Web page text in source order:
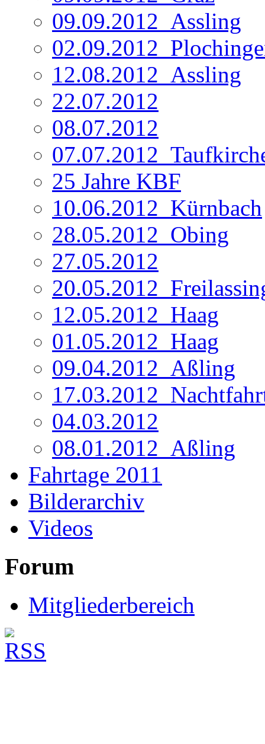
09.09.2012_Assling
12.08.2012_Assling
22.07.2012
08.07.2012
25 Jahre KBF
10.06.2012_Kürnbach
28.05.2012_Obing
27.05.2012
12.05.2012_Haag
01.05.2012_Haag
09.04.2012_Aßling
04.03.2012
08.01.2012_Aßling
Fahrtage 2011
Bilderarchiv
Videos
Forum
Mitgliederbereich